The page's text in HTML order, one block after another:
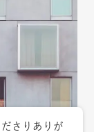
さりありが